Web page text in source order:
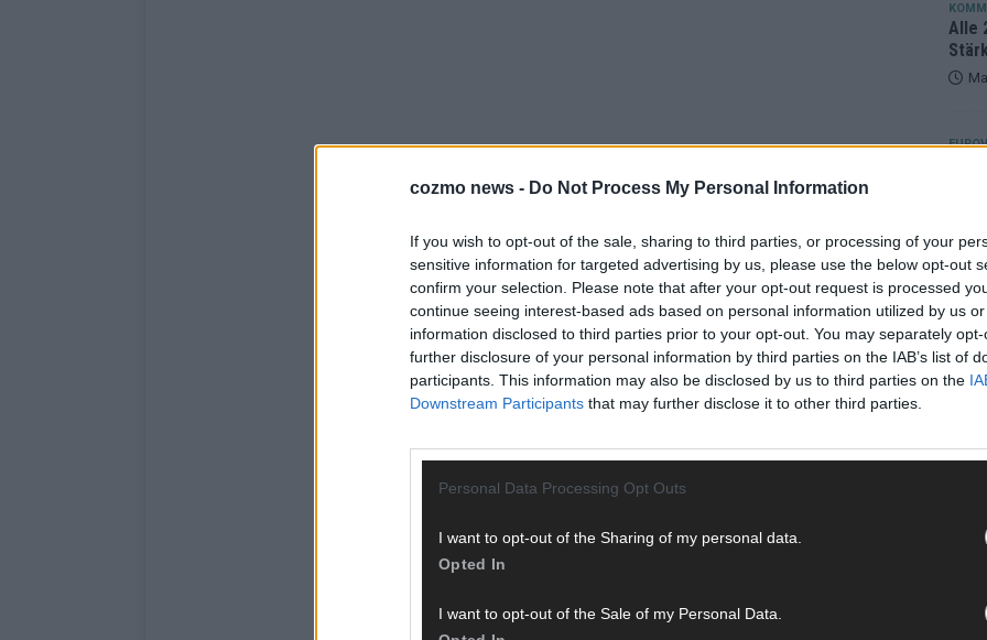
cozmo news - Do Not Process My Personal Information
If you wish to opt-out of the sale, sharing to third parties, or processing of your
sensitive information for targeted advertising by us, please use the below opt-out
confirm your selection. Please note that after your opt-out request is processed
continue seeing interest-based ads based on personal information utilized by us
information disclosed to third parties prior to your opt-out. You may separately
further disclosure of your personal information by third parties on the IAB’s list of
participants. This information may also be disclosed by us to third parties on the
Downstream Participants that may further disclose it to other third parties.
Personal Data Processing Opt Outs
I want to opt-out of the Sharing of my personal data.
Opted In
I want to opt-out of the Sale of my Personal Data.
Alle